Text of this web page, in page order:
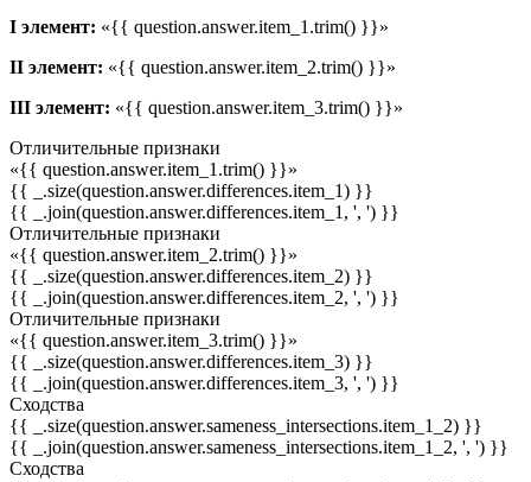
I элемент: «{{ question.answer.item_1.trim() }}»
II элемент: «{{ question.answer.item_2.trim() }}»
III элемент: «{{ question.answer.item_3.trim() }}»
Отличительные признаки
«{{ question.answer.item_1.trim() }}»
{{ _.size(question.answer.differences.item_1) }}
{{ _.join(question.answer.differences.item_1, ', ') }}
Отличительные признаки
«{{ question.answer.item_2.trim() }}»
{{ _.size(question.answer.differences.item_2) }}
{{ _.join(question.answer.differences.item_2, ', ') }}
Отличительные признаки
«{{ question.answer.item_3.trim() }}»
{{ _.size(question.answer.differences.item_3) }}
{{ _.join(question.answer.differences.item_3, ', ') }}
Сходства
{{ _.size(question.answer.sameness_intersections.item_1_2) }}
{{ _.join(question.answer.sameness_intersections.item_1_2, ', ') }}
Сходства